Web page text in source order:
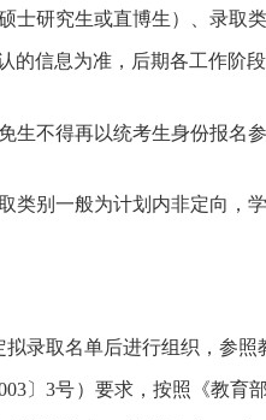
士研究生或直博生）、录取
的信息为准，后期各工作阶段
生不得再以统考生身份报名
类别一般为计划内非定向，
拟录取名单后进行组织，参
〕3号）要求，按照《教育